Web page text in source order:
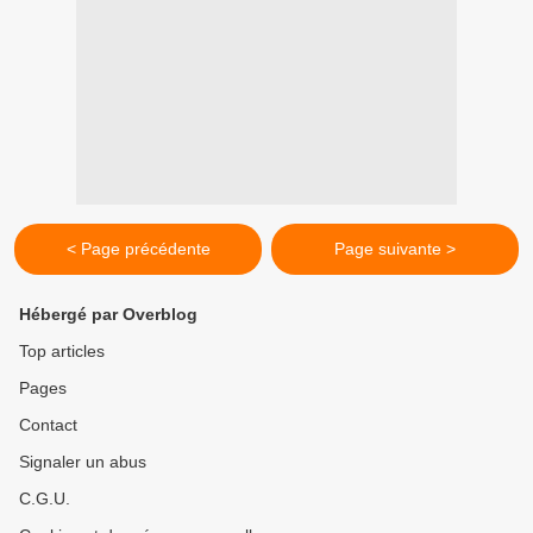
< Page précédente Page suivante >
Hébergé par Overblog
Top articles
Pages
Contact
Signaler un abus
C.G.U.